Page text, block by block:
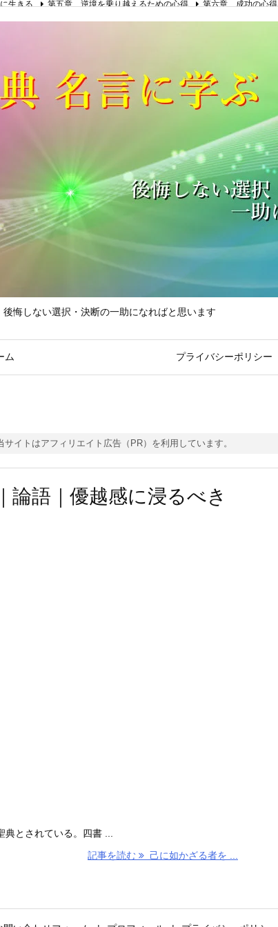
後悔しない選択・決断の一助になればと思います
ム プライバシーポリシー
生きる 第五章 逆境を乗り越えるための心得 第六章 成功の心得
サイトはアフィリエイト広告（PR）を利用しています。
語｜優越感に浸るべき
とされている。四書 ...
記事を読む
己に如かざる者を ...